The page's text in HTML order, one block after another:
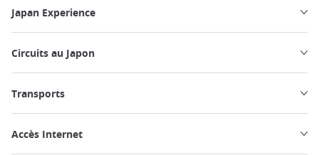
Japan Experience
Circuits au Japon
Transports
Accès Internet